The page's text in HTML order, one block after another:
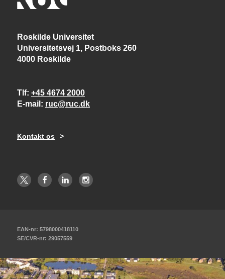
Roskilde Universitet
Universitetsvej 1, Postboks 260
4000 Roskilde
Tlf +45 4674 2000
E-mail
ruc@ruc.dk
Kontakt os
EAN-nr: 5798000418110
SE/CVR-nr: 29057559